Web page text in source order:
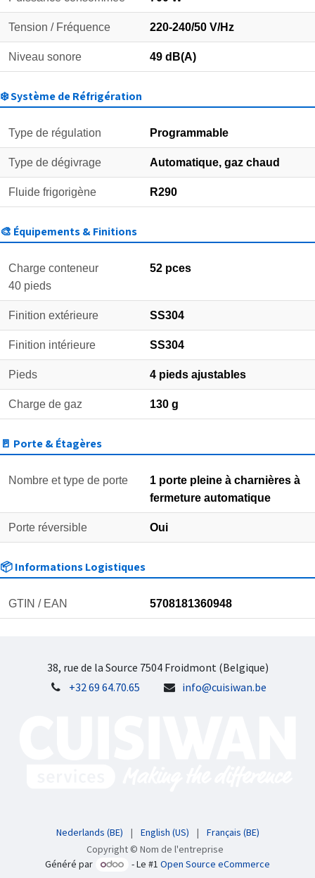
Tension / Fréquence 220-240/50 V/Hz
Niveau sonore 49 dB(A)
❄️ Système de Réfrigération
Type de régulation Programmable
Type de dégivrage Automatique, gaz chaud
Fluide frigorigène R290
🎨 Équipements & Finitions
Charge conteneur
40 pieds
52 pces
Finition extérieure SS304
Finition intérieure SS304
Pieds 4 pieds ajustables
Charge de gaz 130 g
🚪 Porte & Étagères
Nombre et type de porte
1 porte pleine à charnières à
fermeture automatique
Porte réversible Oui
📦 Informations Logistiques
GTIN / EAN 5708181360948
38, rue de la Source 7504 Froidmont (Belgique)
+32 69 64.70.65
info@cuisiwan.be
Copyright © Nom de l'entreprise
Nederlands (BE) | English (US) | Français (BE)
Généré par - Le #1 Open Source eCommerce